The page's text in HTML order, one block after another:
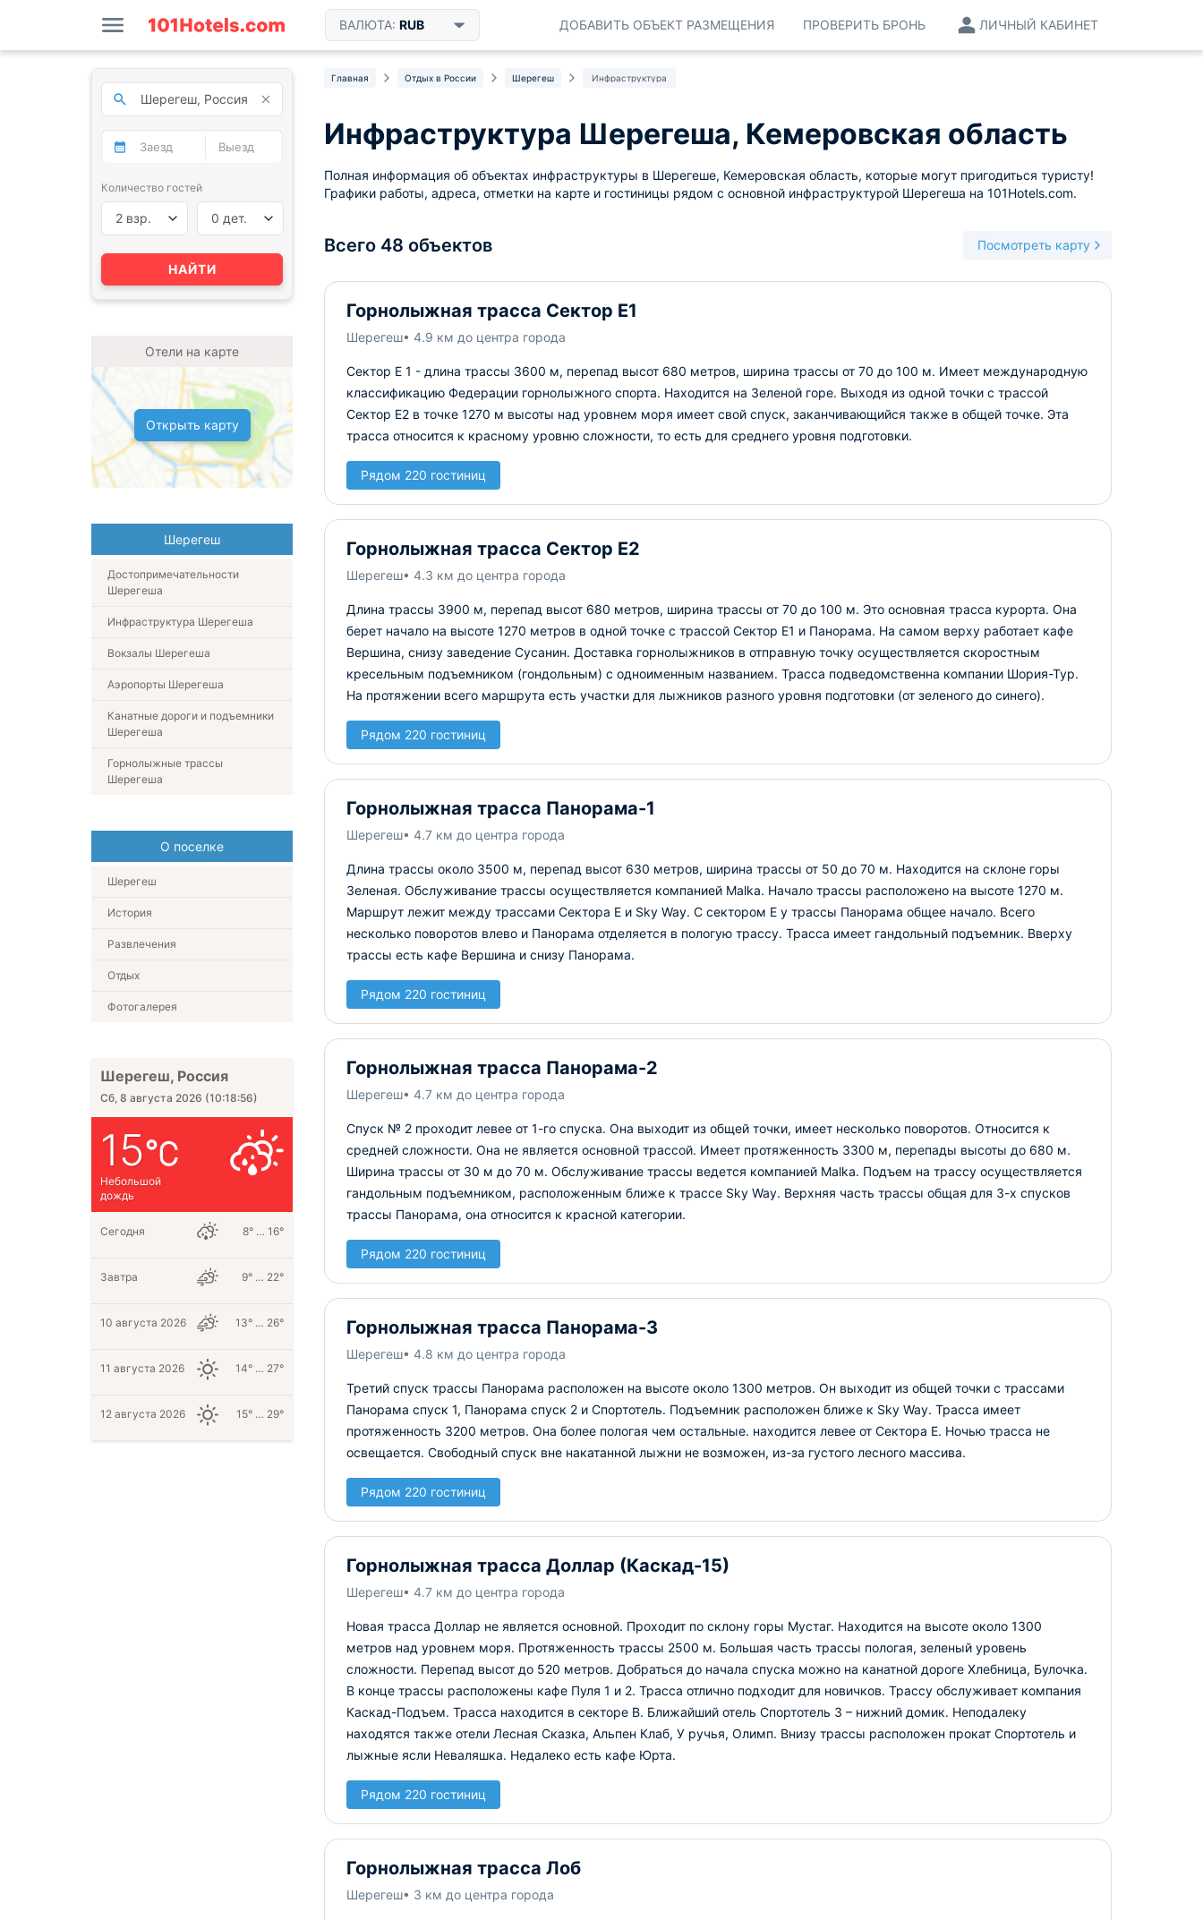
ВАЛЮТА: RUB ЛИЧНЫЙ КАБИНЕТ
ПРОВЕРИТЬ БРОНЬ
ДОБАВИТЬ ОБЪЕКТ РАЗМЕЩЕНИЯ
Главная Отдых в России Шерегеш Инфраструктура
Инфраструктура Шерегеша, Кемеровская область
Полная информация об объектах инфраструктуры в Шерегеше, Кемеровская область, которые могут пригодиться туристу!
Графики работы, адреса, отметки на карте и гостиницы рядом с основной инфраструктурой Шерегеша на 101Hotels.com.
Всего 48 объектов Посмотреть карту
Горнолыжная трасса Сектор Е1
Шерегеш• 4.9 км до центра города
Сектор Е 1 - длина трассы 3600 м, перепад высот 680 метров, ширина трассы от 70 до 100 м. Имеет международную
классификацию Федерации горнолыжного спорта. Находится на Зеленой горе. Выходя из одной точки с трассой
Сектор Е2 в точке 1270 м высоты над уровнем моря имеет свой спуск, заканчивающийся также в общей точке. Эта
трасса относится к красному уровню сложности, то есть для среднего уровня подготовки.
Рядом 220 гостиниц
Горнолыжная трасса Сектор Е2
Шерегеш• 4.3 км до центра города
Длина трассы 3900 м, перепад высот 680 метров, ширина трассы от 70 до 100 м. Это основная трасса курорта. Она
берет начало на высоте 1270 метров в одной точке с трассой Сектор Е1 и Панорама. На самом верху работает кафе
Вершина, снизу заведение Сусанин. Доставка горнолыжников в отправную точку осуществляется скоростным
кресельным подъемником (гондольным) с одноименным названием. Трасса подведомственна компании Шория-Тур.
На протяжении всего маршрута есть участки для лыжников разного уровня подготовки (от зеленого до синего).
Рядом 220 гостиниц
Горнолыжная трасса Панорама-1
Шерегеш• 4.7 км до центра города
Длина трассы около 3500 м, перепад высот 630 метров, ширина трассы от 50 до 70 м. Находится на склоне горы
Зеленая. Обслуживание трассы осуществляется компанией Malka. Начало трассы расположено на высоте 1270 м.
Маршрут лежит между трассами Сектора Е и Sky Way. С сектором Е у трассы Панорама общее начало. Всего
несколько поворотов влево и Панорама отделяется в пологую трассу. Трасса имеет гандольный подъемник. Вверху
трассы есть кафе Вершина и снизу Панорама.
Рядом 220 гостиниц
Горнолыжная трасса Панорама-2
Шерегеш• 4.7 км до центра города
Спуск № 2 проходит левее от 1-го спуска. Она выходит из общей точки, имеет несколько поворотов. Относится к
средней сложности. Она не является основной трассой. Имеет протяженность 3300 м, перепады высоты до 680 м.
Ширина трассы от 30 м до 70 м. Обслуживание трассы ведется компанией Malka. Подъем на трассу осуществляется
гандольным подъемником, расположенным ближе к трассе Sky Way. Верхняя часть трассы общая для 3-х спусков
трассы Панорама, она относится к красной категории.
Рядом 220 гостиниц
Горнолыжная трасса Панорама-3
Шерегеш• 4.8 км до центра города
Третий спуск трассы Панорама расположен на высоте около 1300 метров. Он выходит из общей точки с трассами
Панорама спуск 1, Панорама спуск 2 и Спортотель. Подъемник расположен ближе к Sky Way. Трасса имеет
протяженность 3200 метров. Она более пологая чем остальные. находится левее от Сектора Е. Ночью трасса не
освещается. Свободный спуск вне накатанной лыжни не возможен, из-за густого лесного массива.
Рядом 220 гостиниц
Горнолыжная трасса Доллар (Каскад-15)
Шерегеш• 4.7 км до центра города
Новая трасса Доллар не является основной. Проходит по склону горы Мустаг. Находится на высоте около 1300
метров над уровнем моря. Протяженность трассы 2500 м. Большая часть трассы пологая, зеленый уровень
сложности. Перепад высот до 520 метров. Добраться до начала спуска можно на канатной дороге Хлебница, Булочка.
В конце трассы расположены кафе Пуля 1 и 2. Трасса отлично подходит для новичков. Трассу обслуживает компания
Каскад-Подъем. Трасса находится в секторе В. Ближайший отель Спортотель 3 – нижний домик. Неподалеку
находятся также отели Лесная Сказка, Альпен Клаб, У ручья, Олимп. Внизу трассы расположен прокат Спортотель и
лыжные ясли Неваляшка. Недалеко есть кафе Юрта.
Рядом 220 гостиниц
Горнолыжная трасса Лоб
Шерегеш• 3 км до центра города
Количество гостей
2 взр. 0 дет.
НАЙТИ
Отели на карте
Открыть карту
Шерегеш
Достопримечательности
Шерегеша
Инфраструктура Шерегеша
Вокзалы Шерегеша
Аэропорты Шерегеша
Канатные дороги и подъемники
Шерегеша
Горнолыжные трассы
Шерегеша
О поселке
Шерегеш
История
Развлечения
Отдых
Фотогалерея
Шерегеш, Россия
Сб, 8 августа 2026 (10:18:57)
15
Небольшой
дождь
Сегодня 8° … 16°
Завтра 9° … 22°
10 августа 2026 13° … 26°
11 августа 2026 14° … 27°
12 августа 2026 15° … 29°